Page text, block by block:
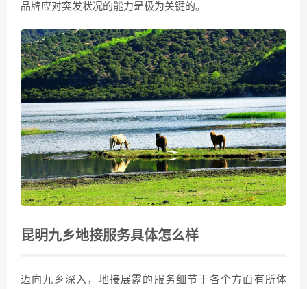
品牌应对突发状况的能力是极为关键的。
昆明九乡地接服务具体怎么样
迈向九乡深入，地接展露的服务细节于各个方面有所体